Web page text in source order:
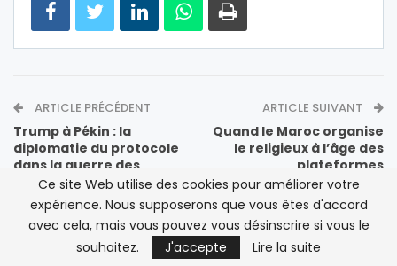
ARTICLE PRÉCÉDENT
Trump à Pékin : la
diplomatie du protocole
dans la guerre des
dépendances
ARTICLE SUIVANT
Quand le Maroc organise
le religieux à l’âge des
plateformes
VOIR AUSSI
Ce site Web utilise des cookies pour améliorer votre
expérience. Nous supposerons que vous êtes d'accord
avec cela, mais vous pouvez vous désinscrire si vous le
souhaitez.
J'accepte Lire la suite